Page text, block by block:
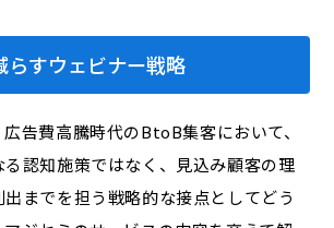
らすウェビナー戦略
告費高騰時代のBtoB集客において、
認知施策ではなく、見込み顧客の理
までを担う戦略的な接点としてどう